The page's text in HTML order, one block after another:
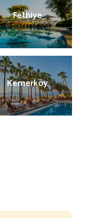
Fethiye
Kemerköy